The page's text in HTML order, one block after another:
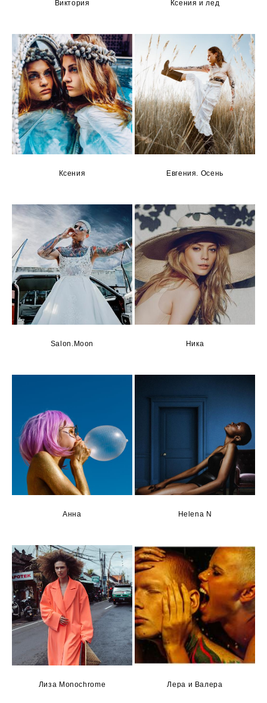
Виктория Ксения и лед
Ксения Евгения. Осень
Salon.Moon Ника
Анна Helena N
Лиза Monochrome Лера и Валера